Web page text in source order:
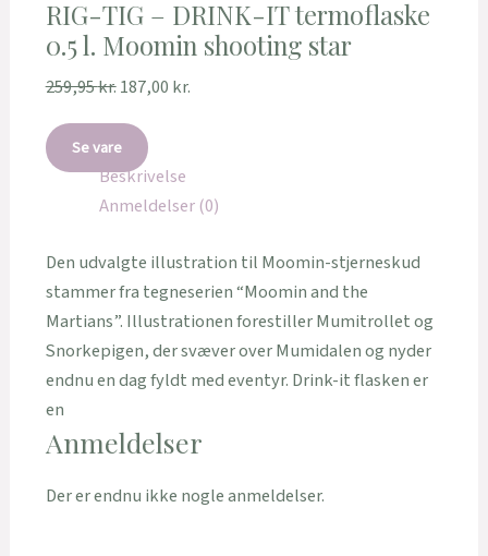
RIG-TIG – DRINK-IT termoflaske
0.5 l. Moomin shooting star
259,95kr.187,00 kr.
Se vare
Beskrivelse
Anmeldelser (0)
Den udvalgte illustration til Moomin-stjerneskud
stammer fra tegneserien “Moomin and the
Martians”. Illustrationen forestiller Mumitrollet og
Snorkepigen, der svæver over Mumidalen og nyder
endnu en dag fyldt med eventyr. Drink-it flasken er
en
Anmeldelser
Der er endnu ikke nogle anmeldelser.